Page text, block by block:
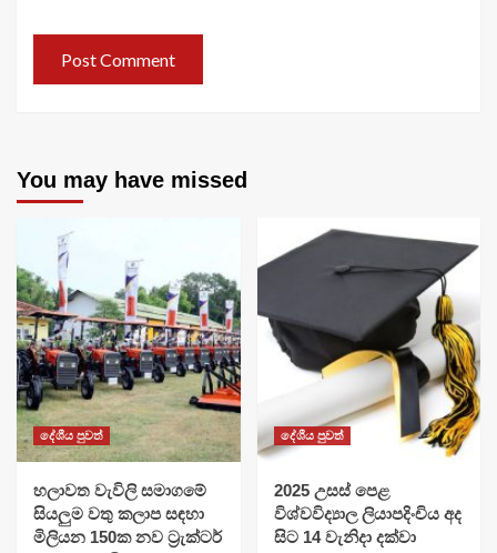
You may have missed
දේශීය පුවත්
හලාවත වැවිලි සමාගමේ
සියලුම වතු කලාප සඳහා
මිලියන 150ක නව ට්‍රැක්ටර්
දේශීය පුවත්
​2025 උසස් පෙළ
විශ්වවිද්‍යාල ලියාපදිංචිය අද
සිට 14 වැනිදා දක්වා